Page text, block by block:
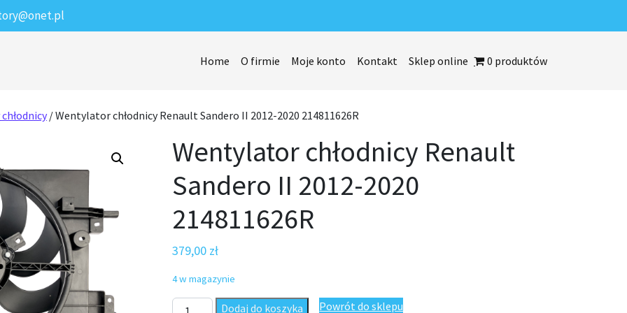
Home O firmie Moje konto Kontakt Sklep online 0 produktów
/ Wentylator chłodnicy Renault Sandero II 2012-2020 214811626R
Wentylator chłodnicy Renault
Sandero II 2012-2020
214811626R
379,00 zł
4 w magazynie
ilość Wentylator chłodnicy Renault Sandero II 2012-2020 214811626R
Dodaj do koszyka Powrót do sklepu